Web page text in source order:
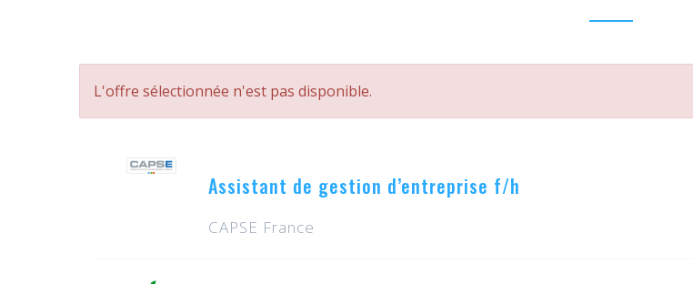
L'offre sélectionnée n'est pas disponible.
Assistant de gestion d’entreprise f/h
CAPSE France